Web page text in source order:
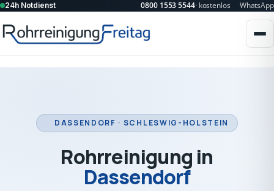
24h Notdienst 0800 1553 5544· kostenlos WhatsApp
DASSENDORF · SCHLESWIG-HOLSTEIN
Rohrreinigung in
Dassendorf